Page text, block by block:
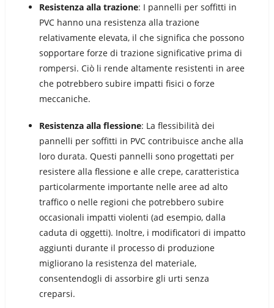
Resistenza alla trazione: I pannelli per soffitti in
PVC hanno una resistenza alla trazione
relativamente elevata, il che significa che possono
sopportare forze di trazione significative prima di
rompersi. Ciò li rende altamente resistenti in aree
che potrebbero subire impatti fisici o forze
meccaniche.
Resistenza alla flessione: La flessibilità dei
pannelli per soffitti in PVC contribuisce anche alla
loro durata. Questi pannelli sono progettati per
resistere alla flessione e alle crepe, caratteristica
particolarmente importante nelle aree ad alto
traffico o nelle regioni che potrebbero subire
occasionali impatti violenti (ad esempio, dalla
caduta di oggetti). Inoltre, i modificatori di impatto
aggiunti durante il processo di produzione
migliorano la resistenza del materiale,
consentendogli di assorbire gli urti senza
creparsi.